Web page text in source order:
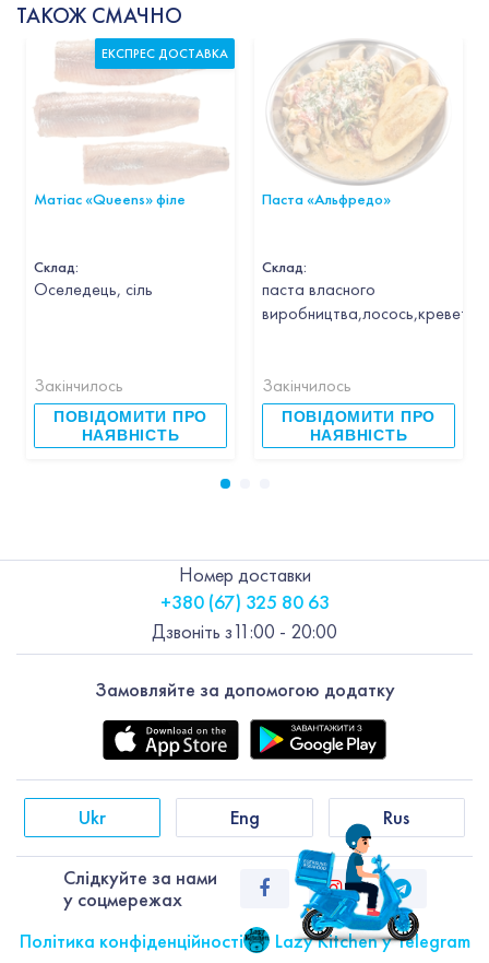
ТАКОЖ СМАЧНО
Матіас «Queens» філе
Склад:
Оселедець, сіль
Закінчилось
ПОВІДОМИТИ ПРО
НАЯВНІСТЬ
ЕКСПРЕС ДОСТАВКА
Паста «Альфредо»
Склад:
паста власного
Закінчилось
ПОВІДОМИТИ ПРО
НАЯВНІСТЬ
Замовляйте за допомогою додатку
Слiдкуйте за нами
у соцмережах
Ukr Eng Rus
Номер доставки
+380 (67) 325 80 63
Дзвоніть з11:00 - 20:00
Політика конфіденційності Lazy Kitchen у Telegram